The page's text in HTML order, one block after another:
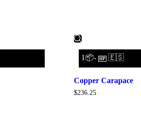
1📦- HP 🇪🇸
Copper Carapace
$236.25